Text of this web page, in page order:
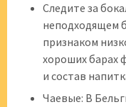
Следите за
неподходящем
признаком
хороших барах
и состав
Чаевые: В